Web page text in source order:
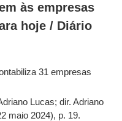
às empresas
hoje / Diário
31 empresas
Lucas; dir. Adriano
maio 2024), p. 19.